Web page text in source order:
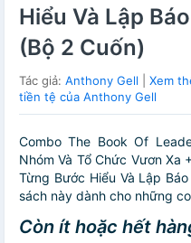
Hiểu Và Lập
(Bộ 2 Cuốn)
Tác giả: Anthony Gell
Xem
tiền tệ của Anthony Gell
Combo The Book Of
Nhóm Và Tổ Chức Vươn Xa
Từng Bước Hiểu Và Lập
sách này dành cho những
Còn ít hoặc hết